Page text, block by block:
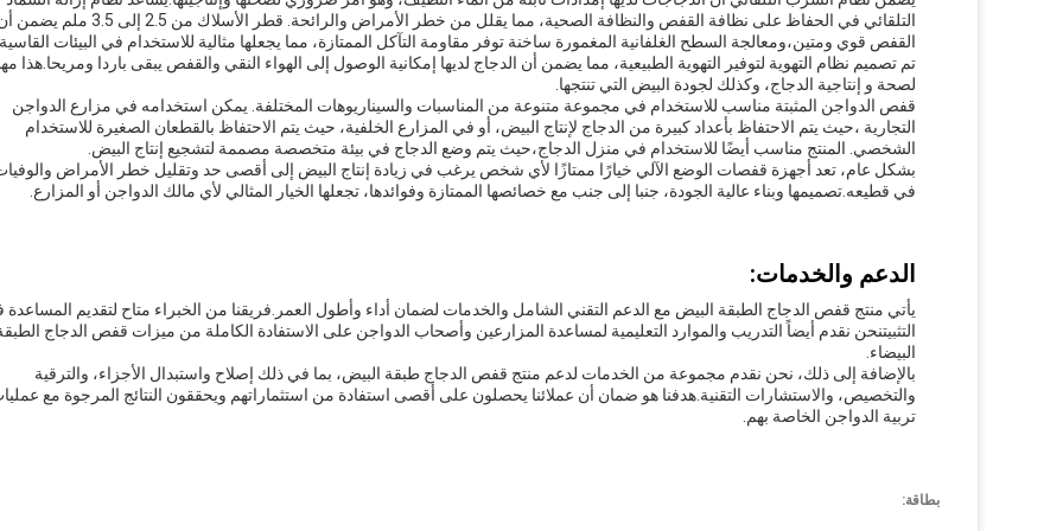
التلقائي في الحفاظ على نظافة القفص والنظافة الصحية، مما يقلل من خطر الأمراض والرائحة. قطر الأسلاك من 2.5 إلى 3.5 ملم
القفص قوي ومتين،ومعالجة السطح الغلفانية المغمورة ساخنة توفر مقاومة التآكل الممتازة، مما يجعلها مثالية للاستخدام في البيئات القاسية.
تم تصميم نظام التهوية لتوفير التهوية الطبيعية، مما يضمن أن الدجاج لديها إمكانية الوصول إلى الهواء النقي والقفص يبقى باردا ومريحا.هذا
لصحة و إنتاجية الدجاج، وكذلك لجودة البيض التي تنتجها.
قفص الدواجن المثبتة مناسب للاستخدام في مجموعة متنوعة من المناسبات والسيناريوهات المختلفة. يمكن استخدامه في مزارع الدواجن
التجارية ،حيث يتم الاحتفاظ بأعداد كبيرة من الدجاج لإنتاج البيض، أو في المزارع الخلفية، حيث يتم الاحتفاظ بالقطعان الصغيرة للاستخدام
الشخصي. المنتج مناسب أيضًا للاستخدام في منزل الدجاج،حيث يتم وضع الدجاج في بيئة متخصصة مصممة لتشجيع إنتاج البيض.
بشكل عام، تعد أجهزة قفصات الوضع الآلي خيارًا ممتازًا لأي شخص يرغب في زيادة إنتاج البيض إلى أقصى حد وتقليل خطر الأمراض
في قطيعه.تصميمها وبناء عالية الجودة، جنبا إلى جنب مع خصائصها الممتازة وفوائدها، تجعلها الخيار المثالي لأي مالك الدواجن أو المزارع.
الدعم والخدمات:
يأتي منتج قفص الدجاج الطبقة البيض مع الدعم التقني الشامل والخدمات لضمان أداء وأطول العمر.فريقنا من الخبراء متاح لتقديم
التثبيتنحن نقدم أيضاً التدريب والموارد التعليمية لمساعدة المزارعين وأصحاب الدواجن على الاستفادة الكاملة من ميزات قفص الدجاج
البيضاء.
بالإضافة إلى ذلك، نحن نقدم مجموعة من الخدمات لدعم منتج قفص الدجاج طبقة البيض، بما في ذلك إصلاح واستبدال الأجزاء، والترقية
والتخصيص، والاستشارات التقنية.هدفنا هو ضمان أن عملائنا يحصلون على أقصى استفادة من استثماراتهم ويحققون النتائج المرجوة مع
تربية الدواجن الخاصة بهم.
بطاقة: